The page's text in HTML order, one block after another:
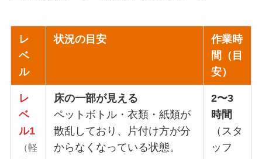
レ
ベ
ル
状況の目安
作業時
間（目
安）
レ
ベ
ル1
（軽
床の一部が見える
ペットボトル・衣類・紙類が
散乱しており、片付け方が分
からなくなっている状態。
2〜3
時間
（スタ
ッフ